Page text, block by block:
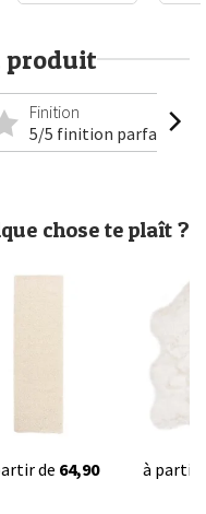
produit
Finition
5/5 finition parfaite
chose te plaît ?
de 64,90 à partir